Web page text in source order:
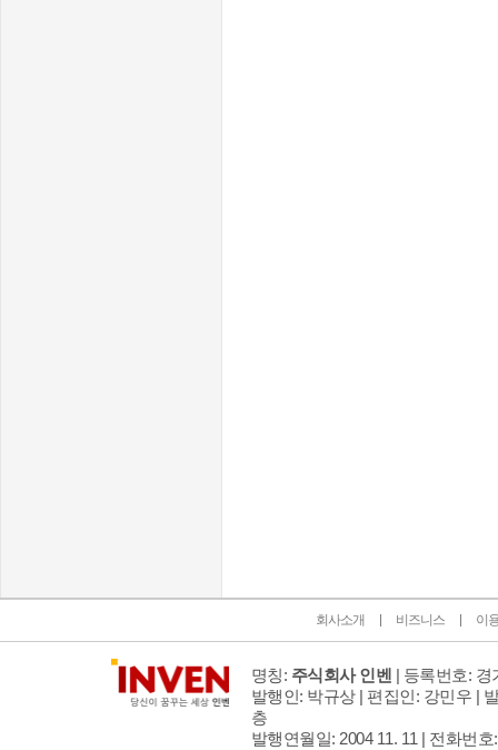
회사소개 비즈니스 이
명칭: 주식회사 인벤 | 등록번호: 경
발행인: 박규상 | 편집인: 강민우 |
층
발행연월일: 2004 11. 11 | 전화번호